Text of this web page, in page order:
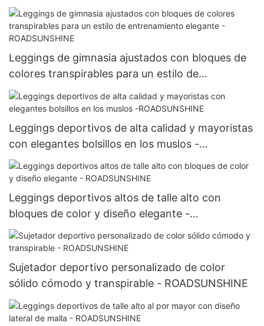
ROADSUNSHINE
Leggings de gimnasia ajustados con bloques de
colores transpirables para un estilo de
entrenamiento elegante - ROADSUNSHINE
Leggings deportivos de alta calidad y mayoristas
con elegantes bolsillos en los muslos -
ROADSUNSHINE
Leggings deportivos altos de talle alto con
bloques de color y diseño elegante -
ROADSUNSHINE
Sujetador deportivo personalizado de color
sólido cómodo y transpirable - ROADSUNSHINE